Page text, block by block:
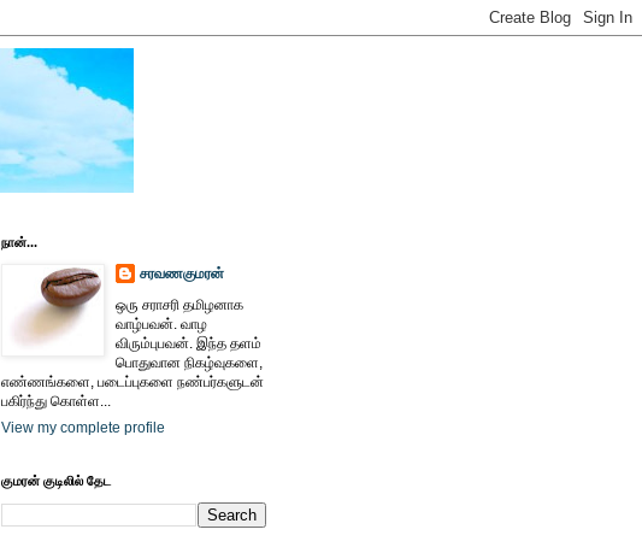
நான்...
சரவணகுமரன்
ஒரு சராசரி தமிழனாக
வாழ்பவன். வாழ
விரும்புபவன். இந்த தளம்
பொதுவான நிகழ்வுகளை,
எண்ணங்களை, படைப்புகளை நண்பர்களுடன்
பகிர்ந்து கொள்ள...
View my complete profile
குமரன் குடிலில் தேட